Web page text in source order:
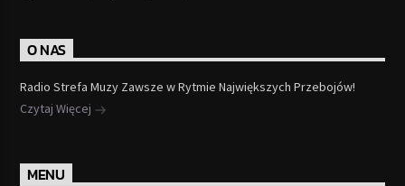
O NAS
Radio Strefa Muzy Zawsze w Rytmie Największych Przebojów!
Czytaj Więcej
MENU